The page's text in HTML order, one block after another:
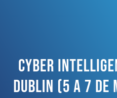
Cyber
Dublin (5 A 7 De